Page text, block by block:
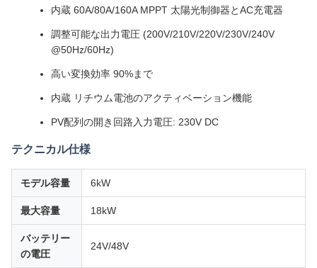
内蔵 60A/80A/160A MPPT 太陽光制御器とAC充電器
調整可能な出力電圧 (200V/210V/220V/230V/240V
@50Hz/60Hz)
高い変換効率 90%まで
内蔵 リチウム電池のアクティベーション機能
PV配列の開き回路入力電圧: 230V DC
テクニカル仕様
モデル容量 6kW
最大容量 18kW
バッテリー
の電圧
24V/48V